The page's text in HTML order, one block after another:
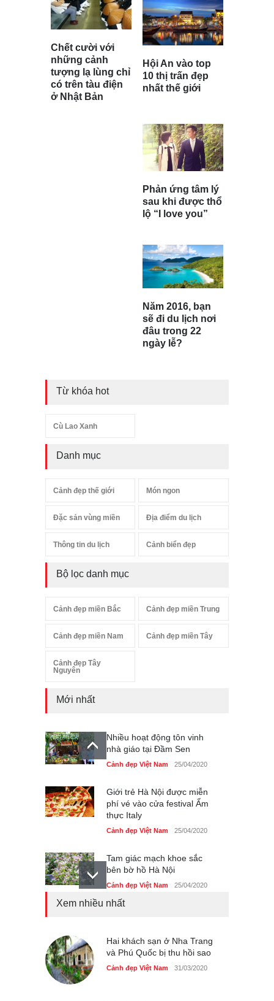
Chết cười với
những cảnh
tượng lạ lùng chỉ
có trên tàu điện
ở Nhật Bản
Hội An vào top
10 thị trấn đẹp
nhất thế giới
Phản ứng tâm lý
sau khi được thổ
lộ “I love you”
Năm 2016, bạn
sẽ đi du lịch nơi
đâu trong 22
ngày lễ?
Từ khóa hot
Cù Lao Xanh
Danh mục
Cảnh đẹp thế giới Món ngon
Đặc sản vùng miền Địa điểm du lịch
Thông tin du lịch Cảnh biển đẹp
Bộ lọc danh mục
Cảnh đẹp miền Bắc Cảnh đẹp miền Trung
Cảnh đẹp miền Nam Cảnh đẹp miền Tây
Cảnh đẹp Tây
Nguyên
Mới nhất
Nhiều hoạt động tôn vinh
nhà giáo tại Đầm Sen
Cảnh đẹp Việt Nam 25/04/2020
Giới trẻ Hà Nội được miễn
phí vé vào cửa festival Ẩm
thực Italy
Cảnh đẹp Việt Nam 25/04/2020
Tam giác mạch khoe sắc
bên bờ hồ Hà Nội
Cảnh đẹp Việt Nam 25/04/2020
Cảnh đẹp Việt Nam 24/04/2020
Những món ăn đồng quê
Xem nhiều nhất
Hai khách sạn ở Nha Trang
và Phú Quốc bị thu hồi sao
Cảnh đẹp Việt Nam 31/03/2020